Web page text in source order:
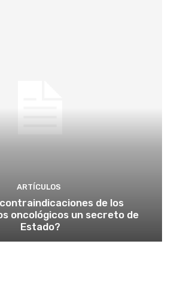
ARTÍCULOS
de los
oncológicos un secreto de
Estado?